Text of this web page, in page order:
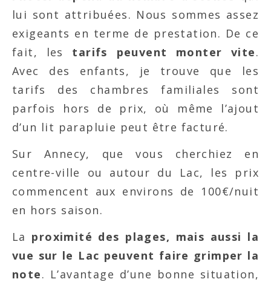
lui sont attribuées. Nous sommes assez
exigeants en terme de prestation. De ce
fait, les tarifs peuvent monter vite.
Avec des enfants, je trouve que les
tarifs des chambres familiales sont
parfois hors de prix, où même l’ajout
d’un lit parapluie peut être facturé.
Sur Annecy, que vous cherchiez en
centre-ville ou autour du Lac, les prix
commencent aux environs de 100€/nuit
en hors saison.
La proximité des plages, mais aussi la
vue sur le Lac peuvent faire grimper la
note. L’avantage d’une bonne situation,